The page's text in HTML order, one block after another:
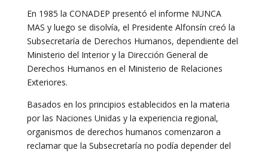
En 1985 la CONADEP presentó el informe NUNCA
MAS y luego se disolvía, el Presidente Alfonsín creó la
Subsecretaría de Derechos Humanos, dependiente del
Ministerio del Interior y la Dirección General de
Derechos Humanos en el Ministerio de Relaciones
Exteriores.
Basados en los principios establecidos en la materia
por las Naciones Unidas y la experiencia regional,
organismos de derechos humanos comenzaron a
reclamar que la Subsecretaría no podía depender del